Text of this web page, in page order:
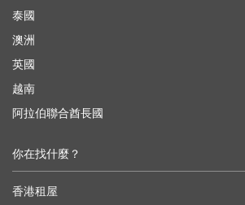
泰國
澳洲
英國
越南
阿拉伯聯合酋長國
你在找什麼？
香港租屋